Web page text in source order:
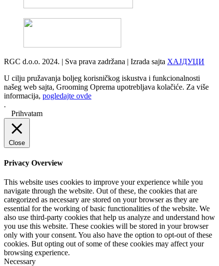
RGC d.o.o. 2024. | Sva prava zadržana | Izrada sajta ХАЈДУЦИ
U cilju pružavanja boljeg korisničkog iskustva i funkcionalnosti
našeg web sajta, Grooming Oprema upotrebljava kolačiće. Za više
informacija, pogledajte ovde
.
Prihvatam
Close
Privacy Overview
This website uses cookies to improve your experience while you
navigate through the website. Out of these, the cookies that are
categorized as necessary are stored on your browser as they are
essential for the working of basic functionalities of the website. We
also use third-party cookies that help us analyze and understand how
you use this website. These cookies will be stored in your browser
only with your consent. You also have the option to opt-out of these
cookies. But opting out of some of these cookies may affect your
browsing experience.
Necessary